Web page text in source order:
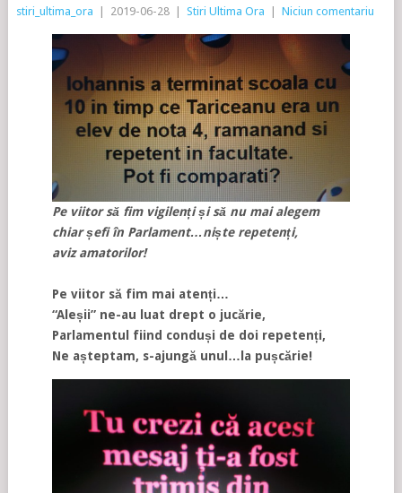
stiri_ultima_ora 2019-06-28 Stiri Ultima Ora Niciun comentariu
Pe viitor să fim vigilenți și să nu mai alegem
chiar șefi în Parlament…niște repetenți,
aviz amatorilor!
Pe viitor să fim mai atenți…
“Aleșii” ne-au luat drept o jucărie,
Parlamentul fiind conduși de doi repetenți,
Ne așteptam, s-ajungă unul…la pușcărie!